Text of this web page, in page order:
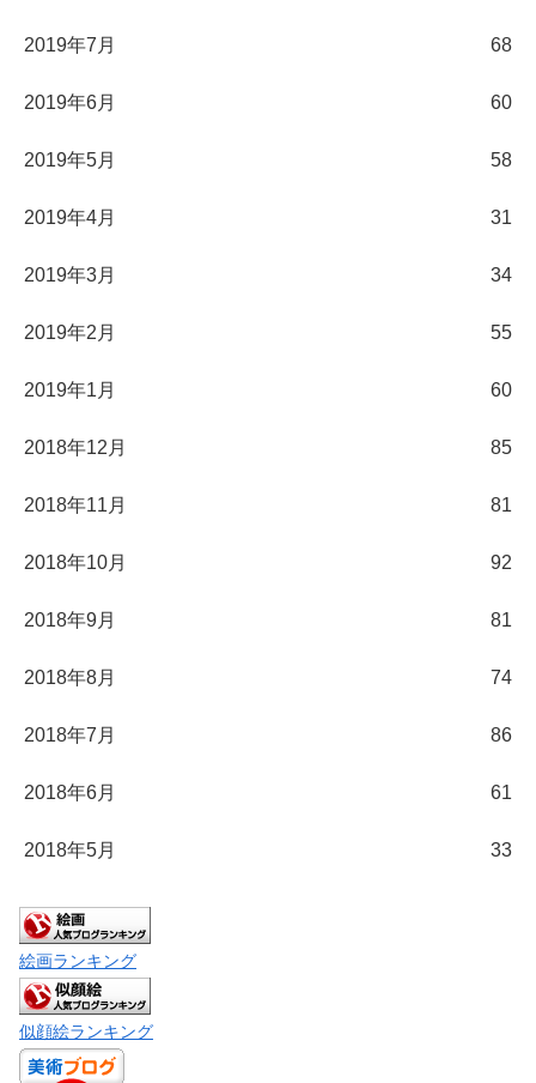
2019年7月 68
2019年6月 60
2019年5月 58
2019年4月 31
2019年3月 34
2019年2月 55
2019年1月 60
2018年12月 85
2018年11月 81
2018年10月 92
2018年9月 81
2018年8月 74
2018年7月 86
2018年6月 61
2018年5月 33
絵画ランキング
似顔絵ランキング